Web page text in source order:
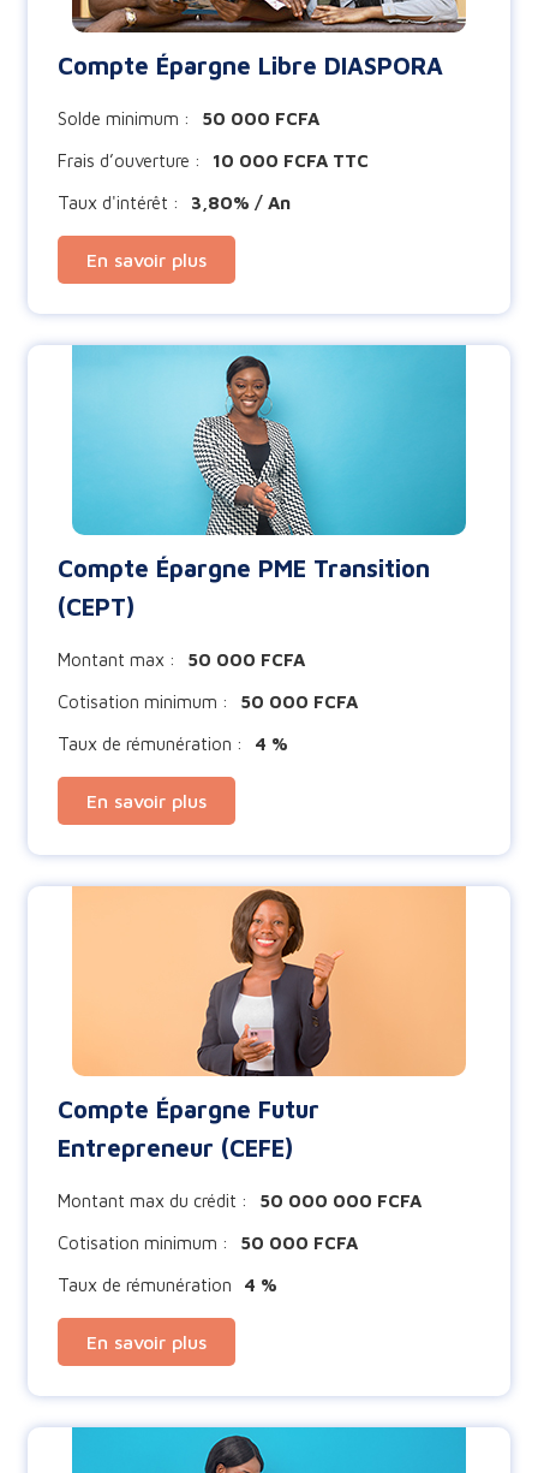
Compte Épargne Libre DIASPORA
Solde minimum : 50 000 FCFA
Frais d’ouverture : 10 000 FCFA TTC
Taux d'intérêt : 3,80% / An
En savoir plus
Compte Épargne PME Transition
(CEPT)
Montant max : 50 000 FCFA
Cotisation minimum : 50 000 FCFA
Taux de rémunération : 4 %
En savoir plus
Compte Épargne Futur
Entrepreneur (CEFE)
Montant max du crédit : 50 000 000 FCFA
Cotisation minimum : 50 000 FCFA
Taux de rémunération 4 %
En savoir plus